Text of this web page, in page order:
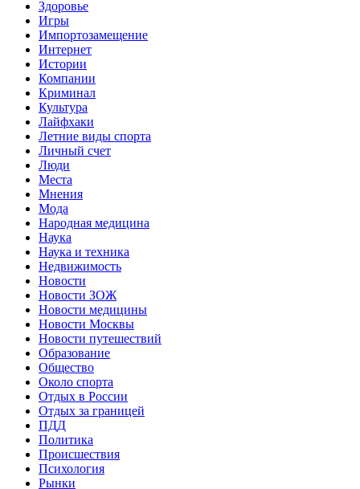
Здоровье
Игры
Импортозамещение
Интернет
Истории
Компании
Криминал
Культура
Лайфхаки
Летние виды спорта
Личный счет
Люди
Места
Мнения
Мода
Народная медицина
Наука
Наука и техника
Недвижимость
Новости
Новости ЗОЖ
Новости медицины
Новости Москвы
Новости путешествий
Образование
Общество
Около спорта
Отдых в России
Отдых за границей
ПДД
Политика
Происшествия
Психология
Рынки